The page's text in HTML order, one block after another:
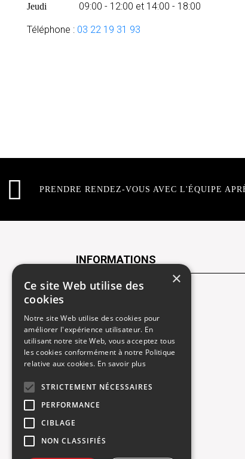
Jeudi 09:00 - 12:00 et 14:00 - 18:00
Téléphone : 03 22 19 31 93
PRENDRE RENDEZ-VOUS AVEC L'ÉQUIPE
INFORMATIONS
Recrutement
Rendez-vous atelier
Mentions légales
Gestion des cookies
×
Ce site Web utilise des
cookies
Notre site Web utilise des cookies pour
améliorer l'expérience utilisateur. En
utilisant notre site Web, vous acceptez tous
les cookies conformément à notre Politique
relative aux cookies. En savoir plus
STRICTEMENT NÉCESSAIRES
PERFORMANCE
CIBLAGE
NON CLASSIFIÉS